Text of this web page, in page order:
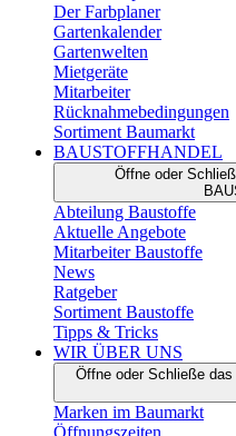
Der Farbplaner
Gartenkalender
Gartenwelten
Mietgeräte
Mitarbeiter
Rücknahmebedingungen
Sortiment Baumarkt
BAUSTOFFHANDEL
Öffne oder
Abteilung Baustoffe
Aktuelle Angebote
Mitarbeiter Baustoffe
News
Ratgeber
Sortiment Baustoffe
Tipps & Tricks
WIR ÜBER UNS
Öffne oder Schließe
Marken im Baumarkt
Öffnungszeiten